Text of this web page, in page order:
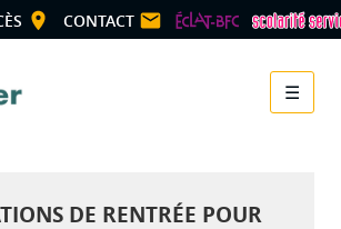
CONTACT
☰
Menu
DE RENTRÉE POUR
des cookies